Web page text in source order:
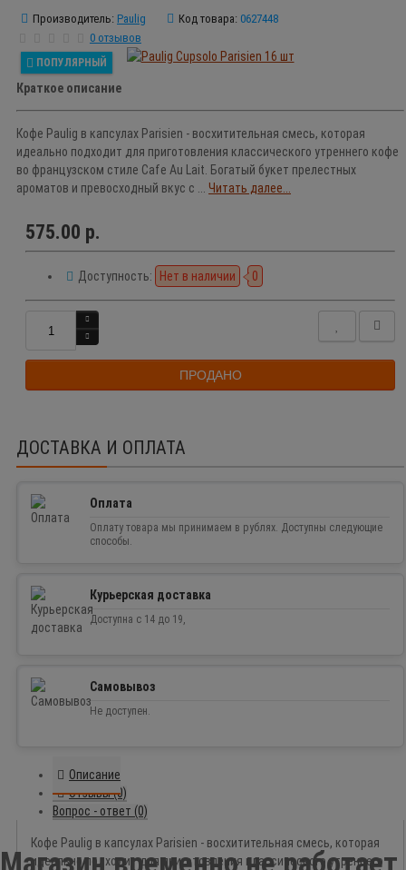
Производитель: Paulig Код товара: 0627448
0 отзывов
ПОПУЛЯРНЫЙ
Краткое описание
Кофе Paulig в капсулах Parisien - восхитительная смесь, которая
идеально подходит для приготовления классического утреннего кофе
во французском стиле Cafe Au Lait. Богатый букет прелестных
ароматов и превосходный вкус с ... Читать далее...
575.00 р.
Доступность: Нет в наличии 0
ПРОДАНО
ДОСТАВКА И ОПЛАТА
Оплата
Оплату товара мы принимаем в рублях. Доступны следующие
способы.
Курьерская доставка
Доступна с 14 до 19,
Самовывоз
Не доступен.
Описание
Отзывы (0)
Вопрос - ответ (0)
Кофе Paulig в капсулах Parisien - восхитительная смесь, которая
идеально подходит для приготовления классического утреннего
Магазин временно не работает